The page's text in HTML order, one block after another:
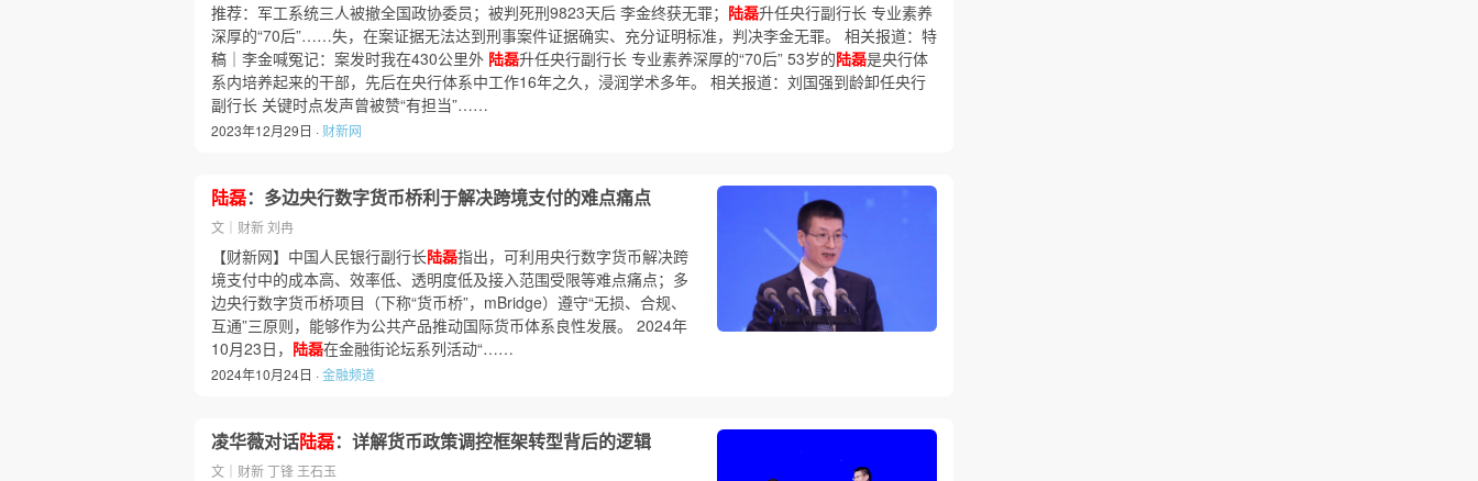
推荐：军工系统三人被撤全国政协委员；被判死刑9823天后 李金终获无罪； 陆磊升任央行副行长 专业素养
深厚的“70后”……失，在案证据无法达到刑事案件证据确实、充分证明标准，判决李金无罪。 相关报道：特
稿｜李金喊冤记：案发时我在430公里外 陆磊升任央行副行长 专业素养深厚的“70后” 53岁的陆磊是央行体
系内培养起来的干部，先后在央行体系中工作16年之久，浸润学术多年。 相关报道：刘国强到龄卸任央行
副行长 关键时点发声曾被赞“有担当”……
2023年12月29日 · 财新网
陆磊：多边央行数字货币桥利于解决跨境支付的难点痛点
文｜财新 刘冉
【财新网】中国人民银行副行长陆磊指出，可利用央行数字货币解决跨
境支付中的成本高、效率低、透明度低及接入范围受限等难点痛点；多
边央行数字货币桥项目（下称“货币桥”，mBridge）遵守“无损、合规、
互通”三原则，能够作为公共产品推动国际货币体系良性发展。 2024年
10月23日， 陆磊在金融街论坛系列活动“……
2024年10月24日 ·金融频道
凌华薇对话陆磊：详解货币政策调控框架转型背后的逻辑
文｜财新 丁锋 王石玉